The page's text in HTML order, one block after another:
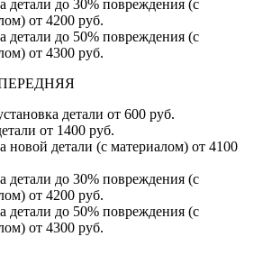
детали до 30% повреждения (с
от 4200 руб.
детали до 50% повреждения (с
от 4300 руб.
детали от 600 руб.
от 1400 руб.
новой детали (с материалом) от 4100
детали до 30% повреждения (с
от 4200 руб.
детали до 50% повреждения (с
от 4300 руб.